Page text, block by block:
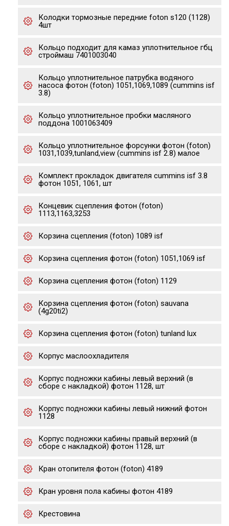
Колодки тормозные передние foton s120 (1128)
4шт
Кольцо подходит для камаз уплотнительное гбц
строймаш 7401003040
Кольцо уплотнительное патрубка водяного
насоса фотон (foton) 1051,1069,1089 (cummins isf
3.8)
Кольцо уплотнительное пробки масляного
поддона 1001063409
Кольцо уплотнительное форсунки фотон (foton)
1031,1039,tunland,view (cummins isf 2.8) малое
Комплект прокладок двигателя cummins isf 3.8
фотон 1051, 1061, шт
Концевик сцепления фотон (foton)
1113,1163,3253
Корзина сцепления (foton) 1089 isf
Корзина сцепления фотон (foton) 1051,1069 isf
Корзина сцепления фотон (foton) 1129
Корзина сцепления фотон (foton) sauvana
(4g20ti2)
Корзина сцепления фотон (foton) tunland lux
Корпус маслоохладителя
Корпус подножки кабины левый верхний (в
сборе с накладкой) фотон 1128, шт
Корпус подножки кабины левый нижний фотон
1128
Корпус подножки кабины правый верхний (в
сборе с накладкой) фотон 1128, шт
Кран отопителя фотон (foton) 4189
Кран уровня пола кабины фотон 4189
Крестовина